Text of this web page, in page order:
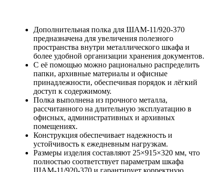
Дополнительная полка для ШАМ-11/920-370
предназначена для увеличения полезного
пространства внутри металлического шкафа и
более удобной организации хранения документов.
С её помощью можно рационально распределить
папки, архивные материалы и офисные
принадлежности, обеспечивая порядок и лёгкий
доступ к содержимому.
Полка выполнена из прочного металла,
рассчитанного на длительную эксплуатацию в
офисных, административных и архивных
помещениях.
Конструкция обеспечивает надежность и
устойчивость к ежедневным нагрузкам.
Размеры изделия составляют 25×915×320 мм, что
полностью соответствует параметрам шкафа
ШАМ-11/920-370 и гарантирует корректную